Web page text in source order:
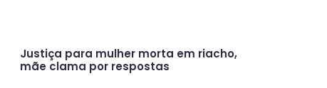
Justiça para mulher morta em riacho,
mãe clama por respostas